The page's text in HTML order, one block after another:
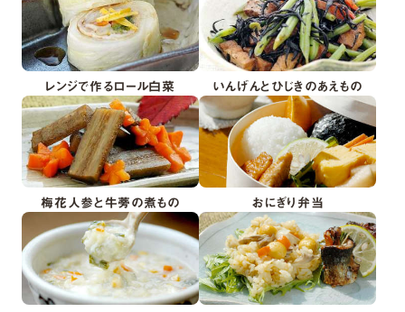
レンジで作るロール白菜 いんげんとひじきのあえもの
梅花人参と牛蒡の煮もの おにぎり弁当